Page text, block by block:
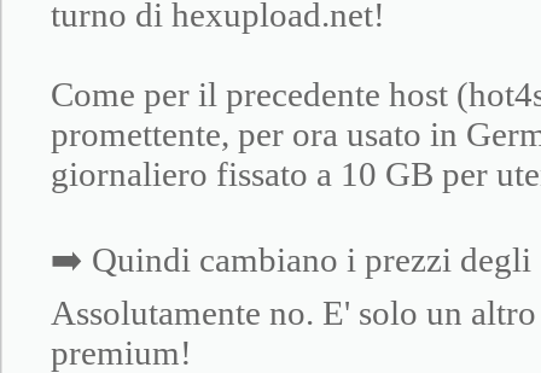
turno di hexupload.net!
Come per il precedente host
promettente, per ora usato in
giornaliero fissato a 10 GB per
➡️ Quindi cambiano i prezzi degli
Assolutamente no. E' solo un
premium!